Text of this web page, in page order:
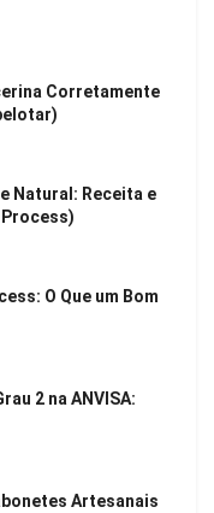
Corretamente
Natural: Receita e
O Que um Bom
2 na ANVISA:
Artesanais